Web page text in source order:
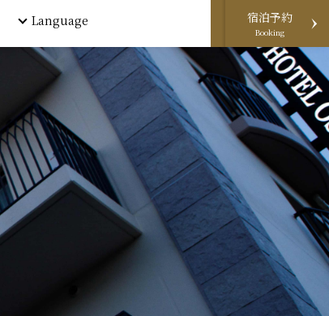
Language 宿泊予約
Booking
電話予約